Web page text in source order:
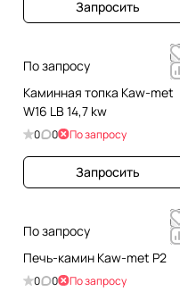
Запросить
По запросу
Каминная топка Kaw-met
W16 LB 14,7 kw
0 0 По запросу
Запросить
По запросу
Печь-камин Kaw-met P2
0 0 По запросу